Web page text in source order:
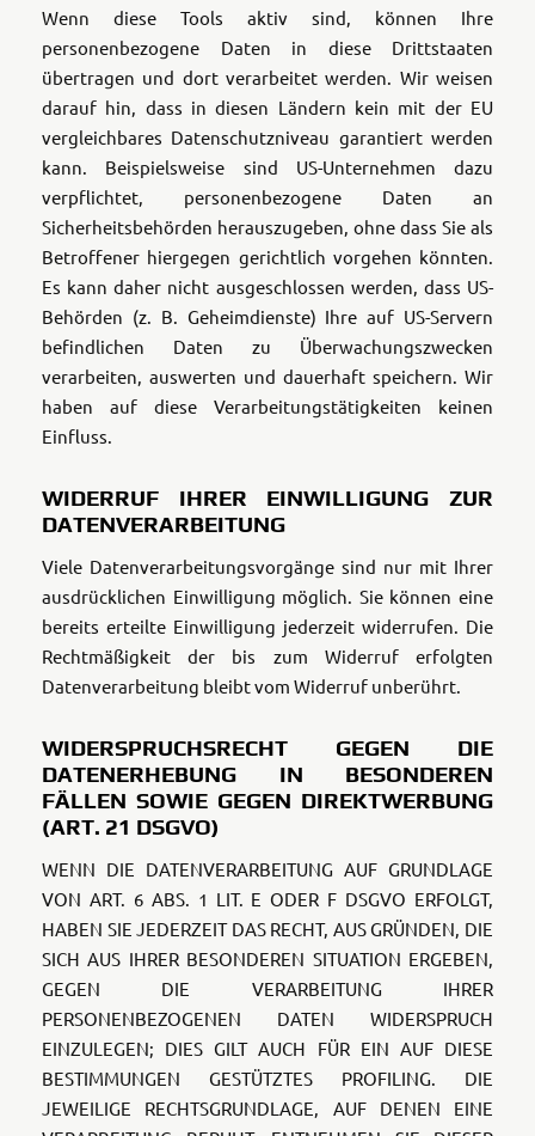
Wenn diese Tools aktiv sind, können Ihre
personenbezogene Daten in diese Drittstaaten
übertragen und dort verarbeitet werden. Wir weisen
darauf hin, dass in diesen Ländern kein mit der EU
vergleichbares Datenschutzniveau garantiert werden
kann. Beispielsweise sind US-Unternehmen dazu
verpflichtet, personenbezogene Daten an
Sicherheitsbehörden herauszugeben, ohne dass Sie als
Betroffener hiergegen gerichtlich vorgehen könnten.
Es kann daher nicht ausgeschlossen werden, dass US-
Behörden (z. B. Geheimdienste) Ihre auf US-Servern
befindlichen Daten zu Überwachungszwecken
verarbeiten, auswerten und dauerhaft speichern. Wir
haben auf diese Verarbeitungstätigkeiten keinen
Einfluss.
WIDERRUF IHRER EINWILLIGUNG ZUR
DATENVERARBEITUNG
Viele Datenverarbeitungsvorgänge sind nur mit Ihrer
ausdrücklichen Einwilligung möglich. Sie können eine
bereits erteilte Einwilligung jederzeit widerrufen. Die
Rechtmäßigkeit der bis zum Widerruf erfolgten
Datenverarbeitung bleibt vom Widerruf unberührt.
WIDERSPRUCHSRECHT GEGEN DIE
DATENERHEBUNG IN BESONDEREN
FÄLLEN SOWIE GEGEN DIREKTWERBUNG
(ART. 21 DSGVO)
WENN DIE DATENVERARBEITUNG AUF GRUNDLAGE
VON ART. 6 ABS. 1 LIT. E ODER F DSGVO ERFOLGT,
HABEN SIE JEDERZEIT DAS RECHT, AUS GRÜNDEN, DIE
SICH AUS IHRER BESONDEREN SITUATION ERGEBEN,
GEGEN DIE VERARBEITUNG IHRER
PERSONENBEZOGENEN DATEN WIDERSPRUCH
EINZULEGEN; DIES GILT AUCH FÜR EIN AUF DIESE
BESTIMMUNGEN GESTÜTZTES PROFILING. DIE
JEWEILIGE RECHTSGRUNDLAGE, AUF DENEN EINE